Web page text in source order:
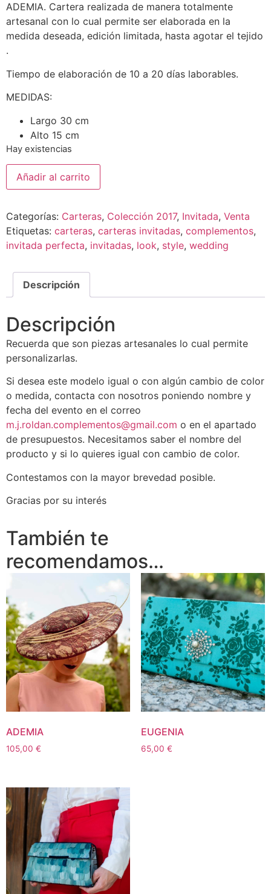
ADEMIA. Cartera realizada de manera totalmente
artesanal con lo cual permite ser elaborada en la
medida deseada, edición limitada, hasta agotar el tejido
.
Tiempo de elaboración de 10 a 20 días laborables.
MEDIDAS:
Largo 30 cm
Alto 15 cm
Hay existencias
Añadir al carrito
Categorías: Carteras, Colección 2017, Invitada, Venta
Etiquetas: carteras, carteras invitadas, complementos,
invitada perfecta, invitadas, look, style, wedding
Descripción
Descripción
Recuerda que son piezas artesanales lo cual permite
personalizarlas.
Si desea este modelo igual o con algún cambio de color
o medida, contacta con nosotros poniendo nombre y
fecha del evento en el correo
m.j.roldan.complementos@gmail.com o en el apartado
de presupuestos. Necesitamos saber el nombre del
producto y si lo quieres igual con cambio de color.
Contestamos con la mayor brevedad posible.
Gracias por su interés
También te
recomendamos…
ADEMIA
105,00 €
EUGENIA
65,00 €